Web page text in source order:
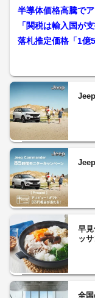
半導体価格高騰で
客への影響を抑え
「関税は輸入国が
ずの関税の仕組み
落札推定価格「1億
早
ッサ
全